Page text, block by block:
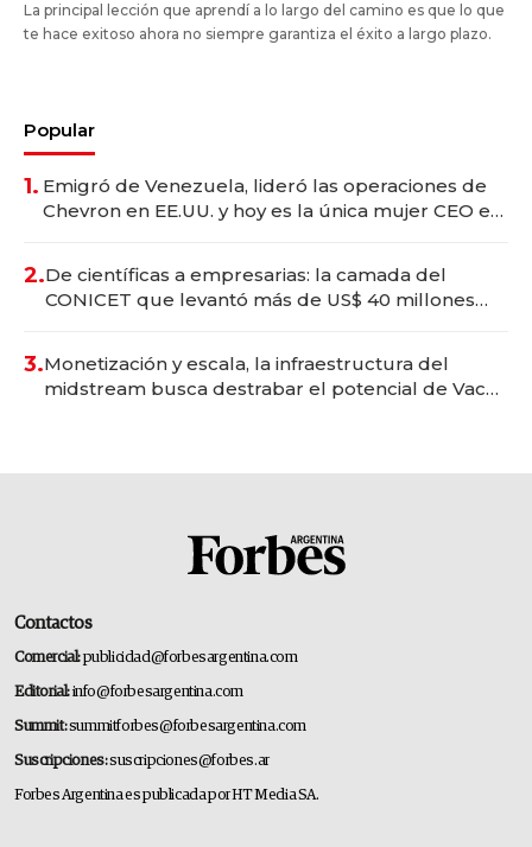
La principal lección que aprendí a lo largo del camino es que lo que
te hace exitoso ahora no siempre garantiza el éxito a largo plazo.
Popular
1. Emigró de Venezuela, lideró las operaciones de
Chevron en EE.UU. y hoy es la única mujer CEO en
2.De científicas a empresarias: la camada del
CONICET que levantó más de US$ 40 millones
3.Monetización y escala, la infraestructura del
midstream busca destrabar el potencial de Vaca
Contactos
Comercial:publicidad@forbesargentina.com
Editorial:info@forbesargentina.com
Summit:summitforbes@forbesargentina.com
Suscripciones:suscripciones@forbes.ar
Forbes Argentina es publicada por HT Media SA.